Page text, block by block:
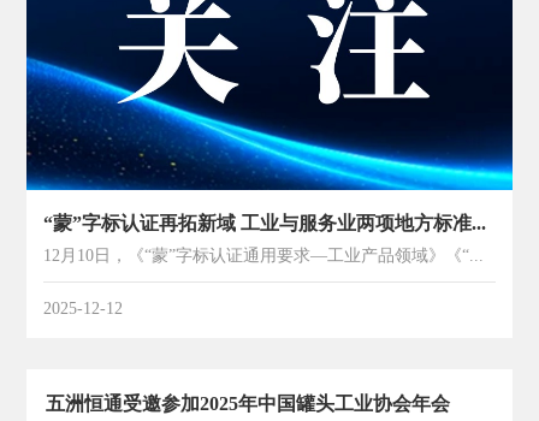
“蒙”字标认证再拓新域 工业与服务业两项地方标准今日发布
2025-12-12
五洲恒通受邀参加2025年中国罐头工业协会年会